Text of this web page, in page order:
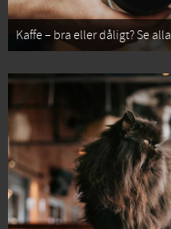
Kaffe – bra eller dåligt? Se